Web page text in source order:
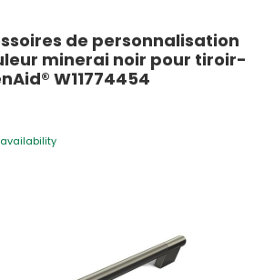
de personnalisation
minerai noir pour tiroir-
W11774454